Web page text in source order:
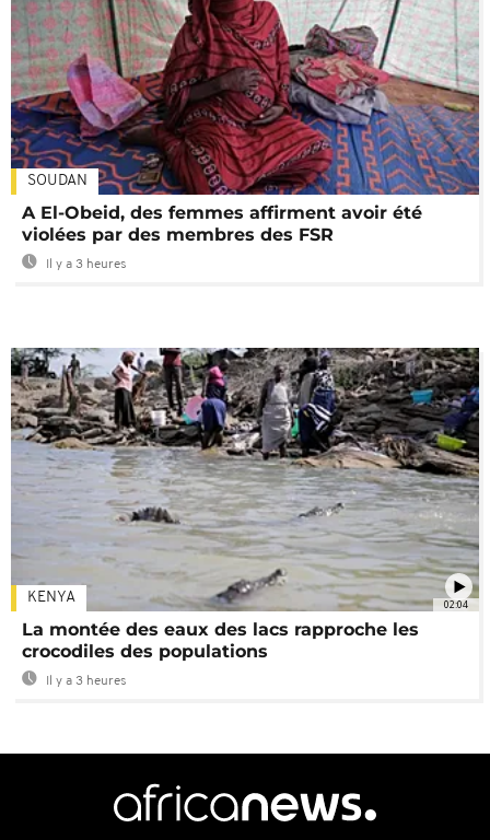
SOUDAN
A El-Obeid, des femmes affirment avoir été
violées par des membres des FSR
Il y a 3 heures
02:04
KENYA
La montée des eaux des lacs rapproche les
crocodiles des populations
Il y a 3 heures